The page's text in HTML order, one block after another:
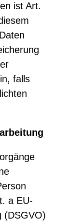
ist Art.
falls
a EU-
(DSGVO)